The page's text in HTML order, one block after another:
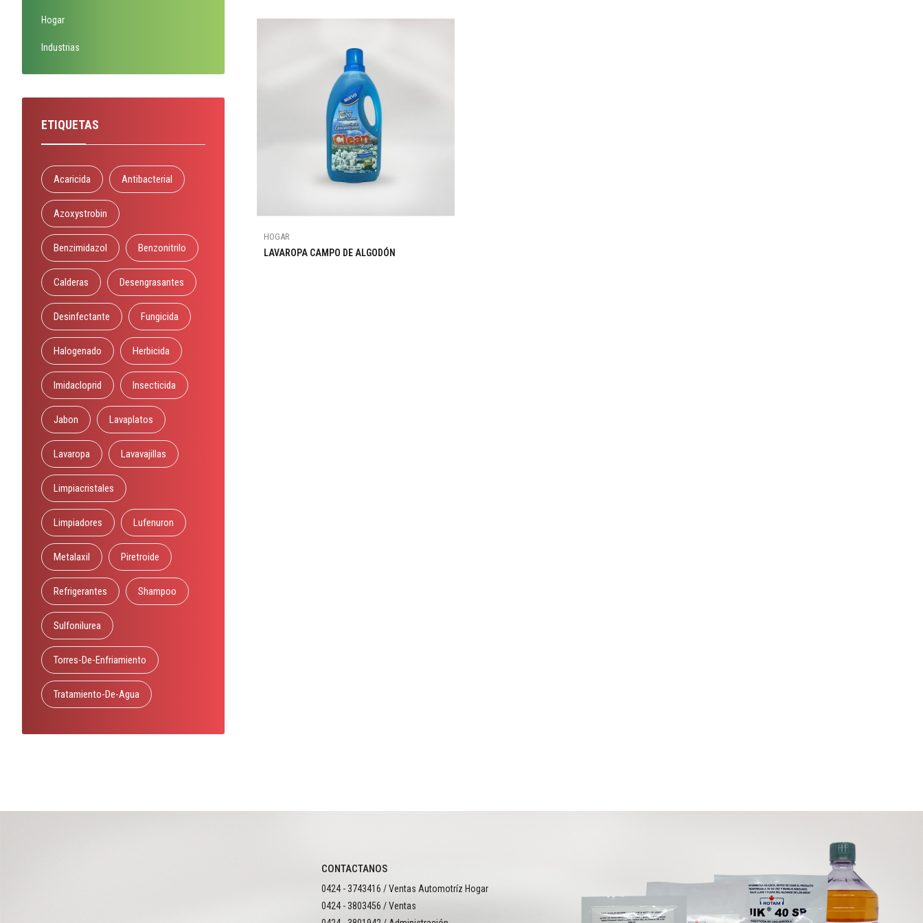
HOGAR
LAVAROPA CAMPO DE ALGODÓN
Hogar
Industrias
ETIQUETAS
Acaricida Antibacterial
Azoxystrobin
Benzimidazol Benzonitrilo
Calderas Desengrasantes
Desinfectante Fungicida
Halogenado Herbicida
Imidacloprid Insecticida
Jabon Lavaplatos
Lavaropa Lavavajillas
Limpiacristales
Limpiadores Lufenuron
Metalaxil Piretroide
Refrigerantes Shampoo
Sulfonilurea
Torres-De-Enfriamiento
Tratamiento-De-Agua
CONTACTANOS
0424 - 3743416 / Ventas Automotríz Hogar
0424 - 3803456 / Ventas